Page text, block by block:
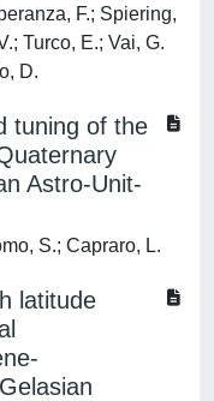
F.; Spiering,
Turco, E.; Vai, G.
D.
tuning of the
Astro-Unit-
S.; Capraro, L.
latitude